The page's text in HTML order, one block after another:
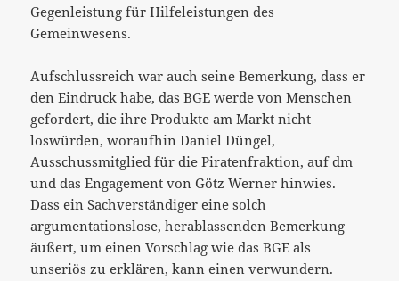
Gegenleistung für Hilfeleistungen des
Gemeinwesens.
Aufschlussreich war auch seine Bemerkung, dass er
den Eindruck habe, das BGE werde von Menschen
gefordert, die ihre Produkte am Markt nicht
loswürden, woraufhin Daniel Düngel,
Ausschussmitglied für die Piratenfraktion, auf dm
und das Engagement von Götz Werner hinwies.
Dass ein Sachverständiger eine solch
argumentationslose, herablassenden Bemerkung
äußert, um einen Vorschlag wie das BGE als
unseriös zu erklären, kann einen verwundern.